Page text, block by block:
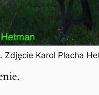
Zdjęcie Karol Placha